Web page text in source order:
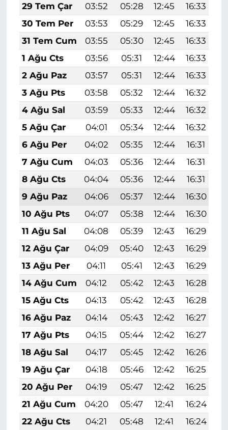
29 Tem Çar
03:52 05:28 12:45 16:33
30 Tem Per
03:53 05:29 12:45 16:33
31 Tem Cum
03:55 05:30 12:45 16:33
1 Ağu Cts
03:56 05:31 12:44 16:33
2 Ağu Paz
03:57 05:31 12:44 16:33
3 Ağu Pts
03:58 05:32 12:44 16:32
4 Ağu Sal
03:59 05:33 12:44 16:32
5 Ağu Çar
04:01 05:34 12:44 16:32
6 Ağu Per
04:02 05:35 12:44 16:31
7 Ağu Cum
04:03 05:36 12:44 16:31
8 Ağu Cts
04:04 05:36 12:44 16:31
9 Ağu Paz
04:06 05:37 12:44 16:30
10 Ağu Pts
04:07 05:38 12:44 16:30
11 Ağu Sal
04:08 05:39 12:43 16:29
12 Ağu Çar
04:09 05:40 12:43 16:29
13 Ağu Per
04:11 05:41 12:43 16:29
14 Ağu Cum
04:12 05:42 12:43 16:28
15 Ağu Cts
04:13 05:42 12:43 16:28
16 Ağu Paz
04:14 05:43 12:42 16:27
17 Ağu Pts
04:15 05:44 12:42 16:27
18 Ağu Sal
04:17 05:45 12:42 16:26
19 Ağu Çar
04:18 05:46 12:42 16:25
20 Ağu Per
04:19 05:47 12:42 16:25
21 Ağu Cum
04:20 05:47 12:41 16:24
22 Ağu Cts
04:21 05:48 12:41 16:24